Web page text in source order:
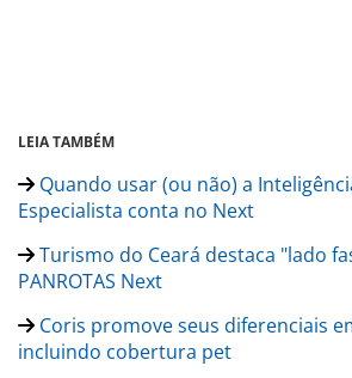
LEIA TAMBÉM
Quando usar (ou não) a
Especialista conta no Next
Turismo do Ceará destaca "lado
PANROTAS Next
Coris promove seus diferenciais
incluindo cobertura pet